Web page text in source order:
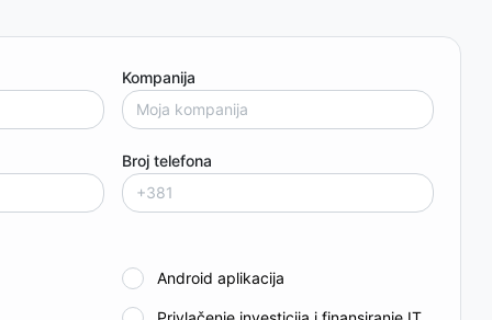
Kompanija
Broj telefona
Android aplikacija